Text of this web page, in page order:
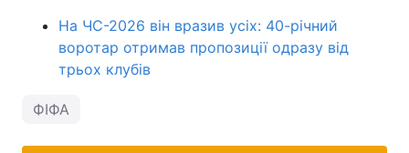
На ЧС-2026 він вразив усіх: 40-річний
воротар отримав пропозиції одразу від
трьох клубів
ФІФА